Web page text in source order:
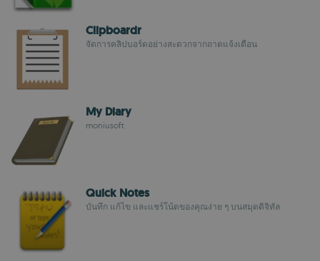
Clipboardr
จัดการคลิปบอร์ดอย่างสะดวกจากถาดแจ้งเตือน
My Diary
moniusoft
Quick Notes
บันทึก แก้ไข และแชร์โน้ตของคุณง่าย ๆ บนสมุดดิจิทัล